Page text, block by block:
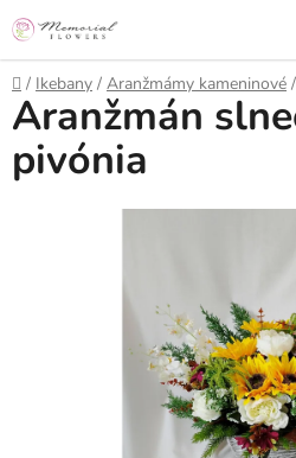
Prejsť
na
obsah
Domov
/ Ikebany / Aranžmámy kameninové /
Aranžmán
pivónia